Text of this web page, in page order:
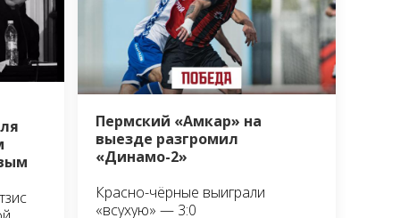
Пермский «Амкар» на
выезде разгромил
«Динамо-2»
Красно-чёрные выиграли
«всухую» — 3:0